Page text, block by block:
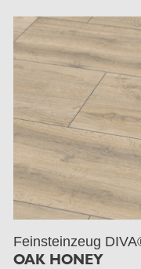
Feinsteinzeug
OAK HONEY